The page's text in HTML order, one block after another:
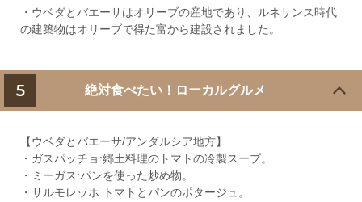
・ウベダとバエーサはオリーブの産地であり、ルネサンス時代
の建築物はオリーブで得た富から建設されました。
5 絶対食べたい！ローカルグルメ
【ウベダとバエーサ/アンダルシア地方】
・ガスパッチョ:郷土料理のトマトの冷製スープ。
・ミーガス:パンを使った炒め物。
・サルモレッホ:トマトとパンのポタージュ。